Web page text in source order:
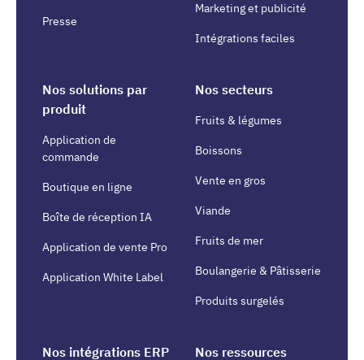
Presse
Marketing et publicité
Intégrations faciles
Nos solutions par
produit
Application de
commande
Boutique en ligne
Boîte de réception IA
Application de vente Pro
Application White Label
Nos secteurs
Fruits & légumes
Boissons
Vente en gros
Viande
Fruits de mer
Boulangerie & Pâtisserie
Produits surgelés
Nos intégrations ERP Nos ressources